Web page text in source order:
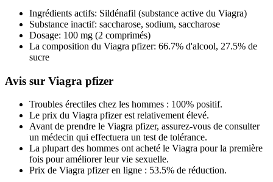
Ingrédients actifs: Sildénafil (substance active du Viagra)
Substance inactif: saccharose, sodium, saccharose
Dosage: 100 mg (2 comprimés)
La composition du Viagra pfizer: 66.7% d'alcool, 27.5% de
sucre
Avis sur Viagra pfizer
Troubles érectiles chez les hommes : 100% positif.
Le prix du Viagra pfizer est relativement élevé.
Avant de prendre le Viagra pfizer, assurez-vous de consulter
un médecin qui effectuera un test de tolérance.
La plupart des hommes ont acheté le Viagra pour la première
fois pour améliorer leur vie sexuelle.
Prix de Viagra pfizer en ligne : 53.5% de réduction.